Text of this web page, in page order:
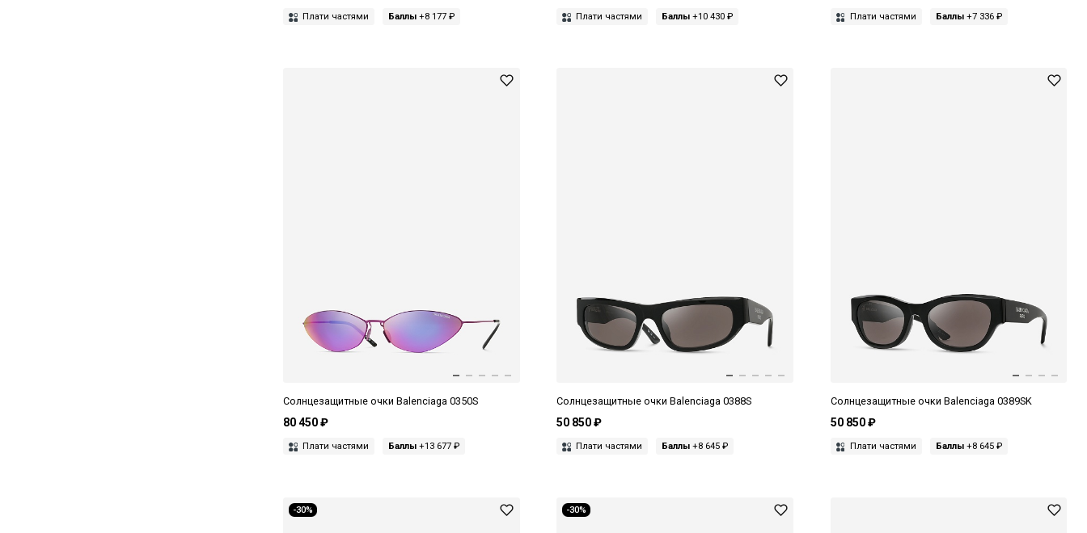
Плати частями Баллы +8 177 ₽ Плати частями Баллы +10 430 ₽ Плати частями Баллы+7 336 ₽
Солнцезащитные очки Balenciaga 0350S
80 450 ₽
Плати частями Баллы +13 677 ₽
Солнцезащитные очки Balenciaga 0388S
50 850 ₽
Плати частями Баллы +8 645 ₽
Солнцезащитные очки Balenciaga 0389SK
50 850 ₽
Плати частями Баллы+8 645 ₽
-30% -30%